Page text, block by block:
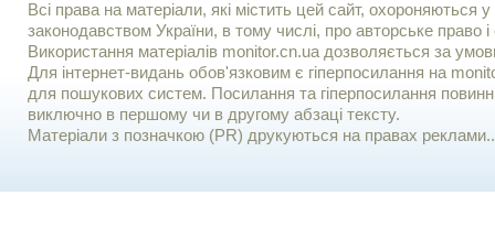
Всі права на матеріали, які містить цей сайт, охороняються у
законодавством України, в тому числі, про авторське право і
Використання матерiалiв monitor.cn.ua дозволяється за
Для iнтернет-видань обов'язковим є гiперпосилання на
для пошукових систем. Посилання та гіперпосилання
виключно в першому чи в другому абзаці тексту.
Матеріали з позначкою (PR) друкуються на правах реклами..